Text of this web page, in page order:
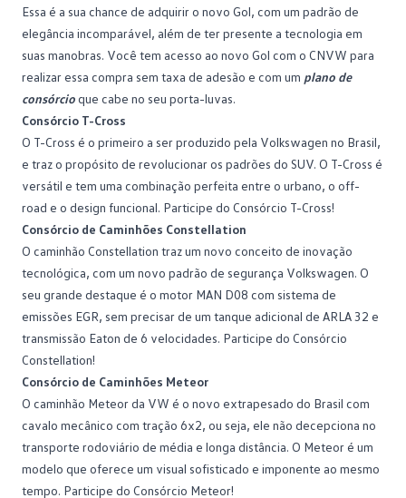
Essa é a sua chance de adquirir o novo Gol, com um padrão de
elegância incomparável, além de ter presente a tecnologia em
suas manobras. Você tem acesso ao novo Gol com o CNVW para
realizar essa compra sem taxa de adesão e com um plano de
consórcioque cabe no seu porta-luvas.
Consórcio T-Cross
O T-Cross é o primeiro a ser produzido pela Volkswagen no Brasil,
e traz o propósito de revolucionar os padrões do SUV. O T-Cross é
versátil e tem uma combinação perfeita entre o urbano, o off-
road e o design funcional. Participe do Consórcio T-Cross!
Consórcio de Caminhões Constellation
O caminhão Constellation traz um novo conceito de inovação
tecnológica, com um novo padrão de segurança Volkswagen. O
seu grande destaque é o motor MAN D08 com sistema de
emissões EGR, sem precisar de um tanque adicional de ARLA 32 e
transmissão Eaton de 6 velocidades. Participe do Consórcio
Constellation!
Consórcio de Caminhões Meteor
O caminhão Meteor da VW é o novo extrapesado do Brasil com
cavalo mecânico com tração 6x2, ou seja, ele não decepciona no
transporte rodoviário de média e longa distância. O Meteor é um
modelo que oferece um visual sofisticado e imponente ao mesmo
tempo. Participe do Consórcio Meteor!